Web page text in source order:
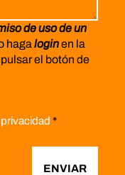
de uso de un
haga loginen la
el botón de
*
ENVIAR